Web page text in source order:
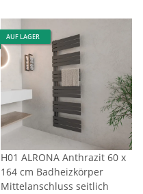
AUF LAGER
H01 ALRONA Anthrazit 60 x
164 cm Badheizkörper
Mittelanschluss seitlich